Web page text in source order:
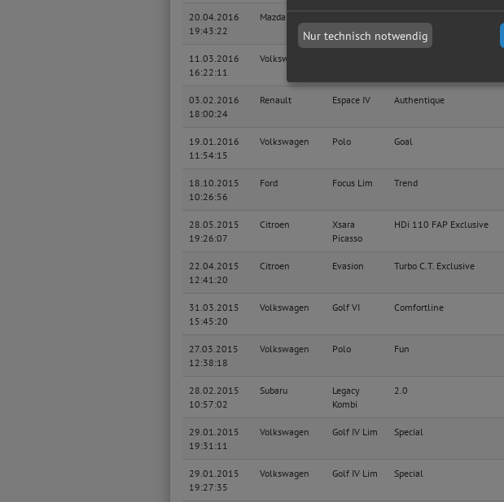
20.04.2016
19:43:22
Mazda
11.03.2016
16:22:11
Volkswagen
03.02.2016
18:00:24
Renault Espace IV Authentique
19.01.2016
11:54:15
Volkswagen Polo Goal
18.10.2015
10:26:56
Ford Focus Lim Trend
28.05.2015
19:26:07
Citroen
Xsara
Picasso
HDi 110 FAP Exclusive
22.04.2015
12:41:20
Citroen Evasion Turbo C.T. Exclusive
31.03.2015
15:45:20
Volkswagen Golf VI Comfortline
27.03.2015
12:38:18
Volkswagen Polo Fun
28.02.2015
10:57:02
Subaru
Legacy
Kombi
2.0
29.01.2015
19:31:11
Volkswagen Golf IV Lim Special
29.01.2015
19:27:35
Volkswagen Golf IV Lim Special
Nur technisch notwendig